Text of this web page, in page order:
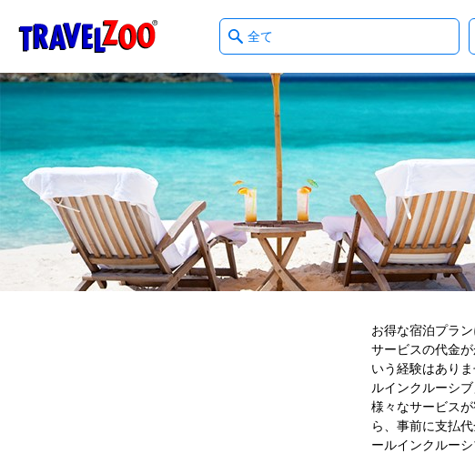
Travelzoo
What
type
deals?
お得な宿泊プラ
サービスの代金
いう経験はあり
ルインクルーシ
様々なサービス
ら、事前に支払
ールインクルー